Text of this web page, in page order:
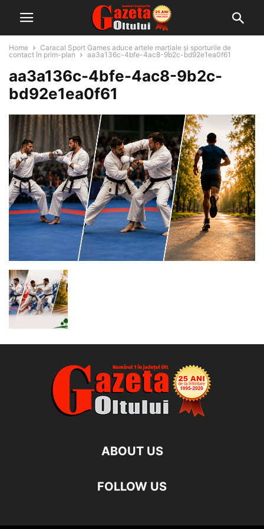
Home
Caracal Sport Games aduce artele marțiale și sporturile de
contact în prim-plan
aa3a136c-4bfe-4ac8-9b2c-bd92e1ea0f61
aa3a136c-4bfe-4ac8-9b2c-
bd92e1ea0f61
ABOUT US
FOLLOW US